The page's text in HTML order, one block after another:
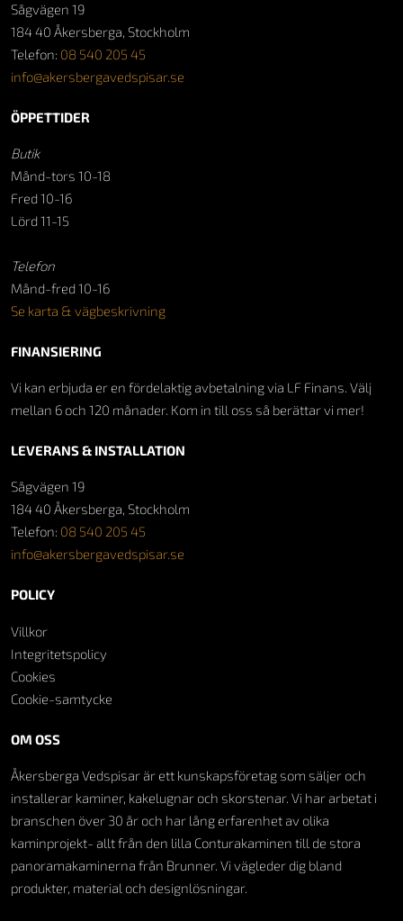
OM OSS
Åkersberga Vedspisar är ett kunskapsföretag som säljer och
installerar kaminer, kakelugnar och skorstenar. Vi har arbetat i
branschen över 30 år och har lång erfarenhet av olika
kaminprojekt- allt från den lilla Conturakaminen till de stora
panoramakaminerna från Brunner. Vi vägleder dig bland
produkter, material och designlösningar.
Sågvägen 19
184 40 Åkersberga, Stockholm
Telefon: 08 540 205 45
info@akersbergavedspisar.se
ÖPPETTIDER
Butik
Månd-tors 10-18
Fred 10-16
Lörd 11-15
Telefon
Månd-fred 10-16
Se karta & vägbeskrivning
FINANSIERING
Vi kan erbjuda er en fördelaktig avbetalning via LF Finans. Välj
mellan 6 och 120 månader. Kom in till oss så berättar vi mer!
LEVERANS & INSTALLATION
Sågvägen 19
184 40 Åkersberga, Stockholm
Telefon: 08 540 205 45
info@akersbergavedspisar.se
POLICY
Villkor
Integritetspolicy
Cookies
Cookie-samtycke